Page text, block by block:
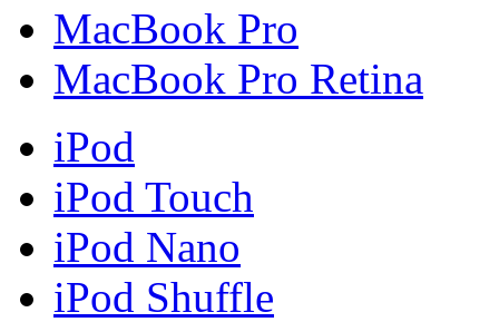
MacBook Pro
MacBook Pro Retina
iPod
iPod Touch
iPod Nano
iPod Shuffle